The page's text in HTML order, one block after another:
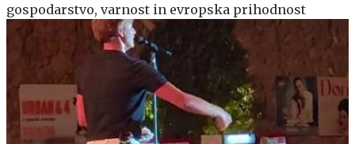
gospodarstvo, varnost in evropska prihodnost